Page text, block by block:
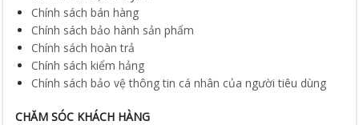
Chính sách bán hàng
Chính sách bảo hành sản phẩm
Chính sách hoàn trả
Chính sách kiểm hảng
Chính sách bảo vệ thông tin cá nhân của người tiêu dùng
CHĂM SÓC KHÁCH HÀNG